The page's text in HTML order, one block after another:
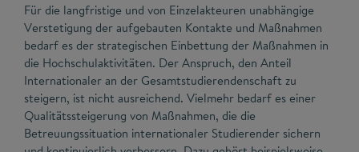
Für die langfristige und von Einzelakteuren unabhängige
Verstetigung der aufgebauten Kontakte und Maßnahmen
bedarf es der strategischen Einbettung der Maßnahmen in
die Hochschulaktivitäten. Der Anspruch, den Anteil
Internationaler an der Gesamtstudierendenschaft zu
steigern, ist nicht ausreichend. Vielmehr bedarf es einer
Qualitätssteigerung von Maßnahmen, die die
Betreuungssituation internationaler Studierender sichern